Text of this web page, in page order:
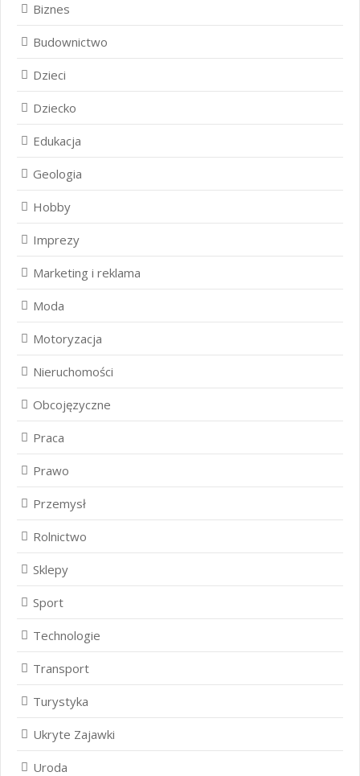
Biznes
Budownictwo
Dzieci
Dziecko
Edukacja
Geologia
Hobby
Imprezy
Marketing i reklama
Moda
Motoryzacja
Nieruchomości
Obcojęzyczne
Praca
Prawo
Przemysł
Rolnictwo
Sklepy
Sport
Technologie
Transport
Turystyka
Ukryte Zajawki
Uroda